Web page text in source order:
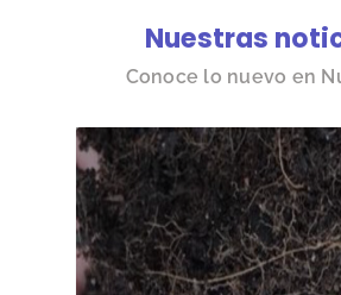
Nuestras
Conoce lo nuevo en